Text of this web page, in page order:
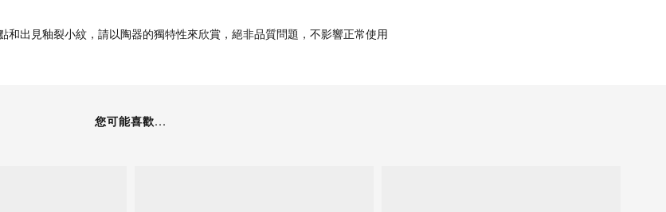
出見釉裂小紋，請以陶器的獨特性來欣賞，絕非品質問題，不影響正常使用
您可能喜歡...